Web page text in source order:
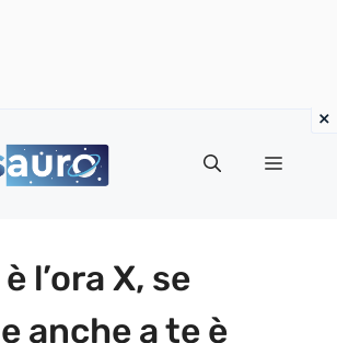
Menu
l’ora X, se
anche a te è